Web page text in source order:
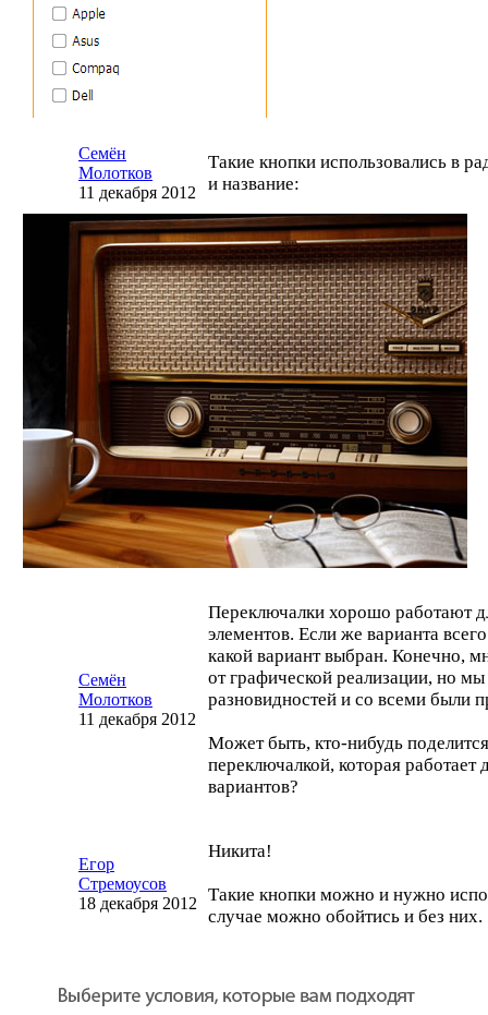
Семён
Молотков
11 декабря 2012
Такие кнопки использовались в
и название:
Семён
Молотков
11 декабря 2012
Переключалки хорошо работают
элементов. Если же варианта
какой вариант выбран. Конечно,
от графической реализации, но
разновидностей и со всеми были
Может быть, кто-нибудь
переключалкой, которая работает
вариантов?
Егор
Стремоусов
18 декабря 2012
Никита!
Такие кнопки можно и нужно
случае можно обойтись и без них.